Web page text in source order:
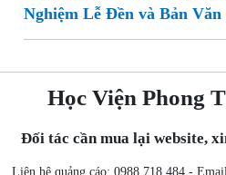
Nghiệm Lễ Đền và Bản Văn
Học Viện Phong
Đối tác cần mua lại website,
Liên hệ quảng cáo: 0988 718 484 -